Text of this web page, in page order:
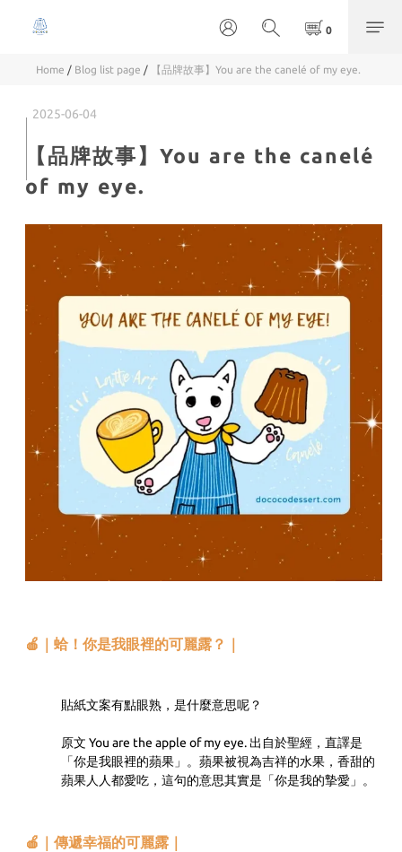
Home / Blog list page / 【品牌故事】You are the canelé of my eye.
2025-06-04
【品牌故事】You are the canelé
of my eye.
🍎｜蛤！你是我眼裡的可麗露？｜
貼紙文案有點眼熟，是什麼意思呢？
原文 You are the apple of my eye. 出自於聖經，直譯是
「你是我眼裡的蘋果」。蘋果被視為吉祥的水果，香甜的
蘋果人人都愛吃，這句的意思其實是「你是我的摯愛」。
🍎｜傳遞幸福的可麗露｜